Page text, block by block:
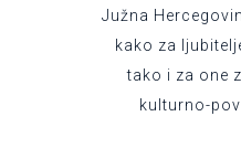
Južna
kako za
tako i za one
kulturno-